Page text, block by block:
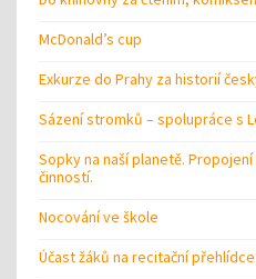
McDonald’s cup
Exkurze do Prahy za historií
Sázení stromků – spolupráce s
Sopky na naší planetě.
činností.
Nocování ve škole
Účast žáků na recitační